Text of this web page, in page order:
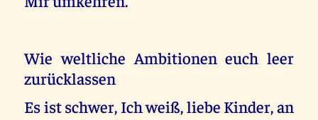
Wie weltliche Ambitionen euch leer
zurücklassen
Es ist schwer, Ich weiß, liebe Kinder, an